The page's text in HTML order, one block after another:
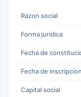
Razon social
Forma juridica
Fecha de
Fecha de inscripcion
Capital social